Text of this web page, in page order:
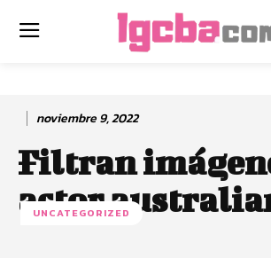
noviembre 9, 2022
Filtran
actor
UNCATEGORIZED